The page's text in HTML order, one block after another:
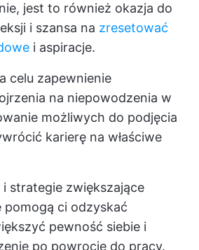
jest to również okazja do
i szansa na zresetować
i aspiracje.
celu zapewnienie
na niepowodzenia w
możliwych do podjęcia
karierę na właściwe
strategie zwiększające
ci odzyskać
pewność siebie i
po powrocie do pracy.